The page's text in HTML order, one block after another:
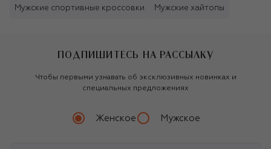
Мужские спортивные кроссовки Мужские хайтопы
ПОДПИШИТЕСЬ НА РАССЫЛКУ
Чтобы первыми узнавать об эксклюзивных новинках и
специальных предложениях
Женское Мужское